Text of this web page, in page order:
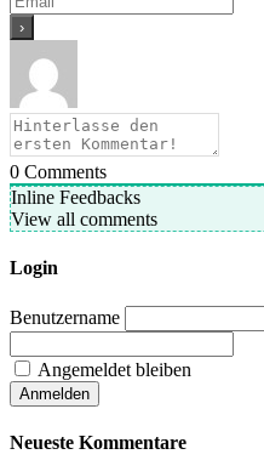
0 Comments
Inline Feedbacks
View all comments
Login
Benutzername
Angemeldet bleiben
Neueste Kommentare